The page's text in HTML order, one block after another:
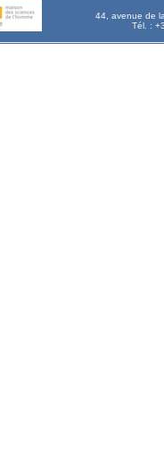
44, avenue de
Tél. :